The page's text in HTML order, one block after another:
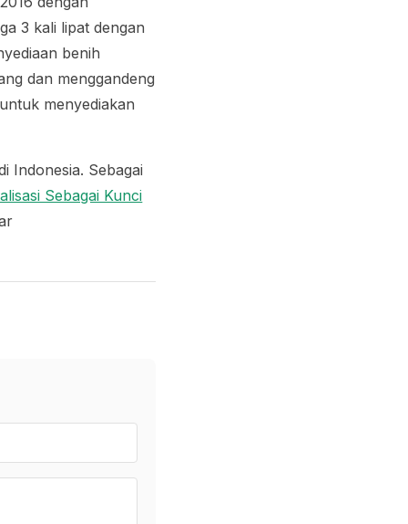
3 kali lipat dengan
benih
dan menggandeng
menyediakan
Indonesia. Sebagai
Sebagai Kunci